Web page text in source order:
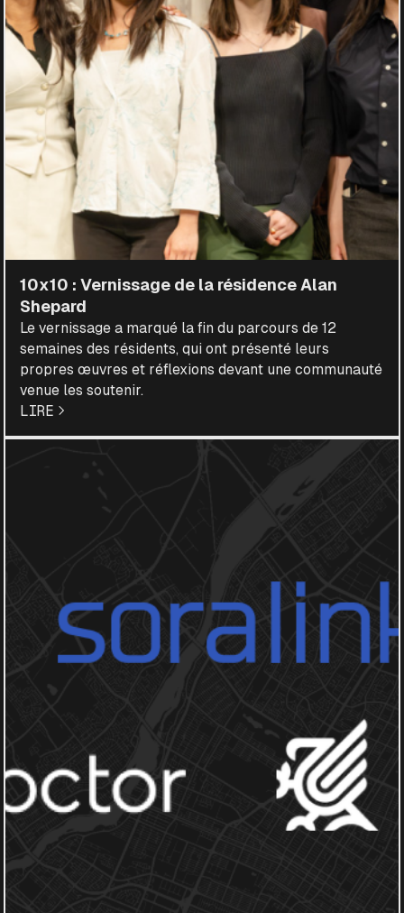
10x10 : Vernissage de la résidence Alan
Shepard
Le vernissage a marqué la fin du parcours de 12
semaines des résidents, qui ont présenté leurs
propres œuvres et réflexions devant une communauté
venue les soutenir.
LIRE